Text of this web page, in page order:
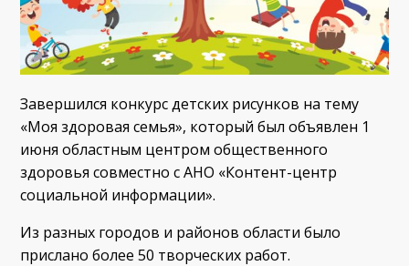
Завершился конкурс детских рисунков на тему
«Моя здоровая семья», который был объявлен 1
июня областным центром общественного
здоровья совместно с АНО «Контент-центр
социальной информации».
Из разных городов и районов области было
прислано более 50 творческих работ.